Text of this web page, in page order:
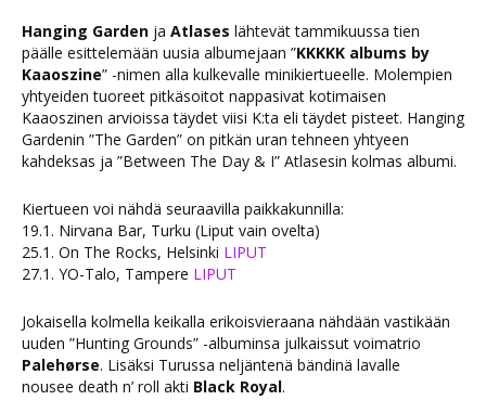
Hanging Garden ja Atlases lähtevät tammikuussa tien
päälle esittelemään uusia albumejaan ”KKKKK albums by
Kaaoszine” -nimen alla kulkevalle minikiertueelle. Molempien
yhtyeiden tuoreet pitkäsoitot nappasivat kotimaisen
Kaaoszinen arvioissa täydet viisi K:ta eli täydet pisteet. Hanging
Gardenin ”The Garden” on pitkän uran tehneen yhtyeen
kahdeksas ja ”Between The Day & I” Atlasesin kolmas albumi.
Kiertueen voi nähdä seuraavilla paikkakunnilla:
19.1. Nirvana Bar, Turku (Liput vain ovelta)
25.1. On The Rocks, Helsinki LIPUT
27.1. YO-Talo, Tampere LIPUT
Jokaisella kolmella keikalla erikoisvieraana nähdään vastikään
uuden ”Hunting Grounds” -albuminsa julkaissut voimatrio
Palehørse. Lisäksi Turussa neljäntenä bändinä lavalle
nousee death n’ roll akti Black Royal.